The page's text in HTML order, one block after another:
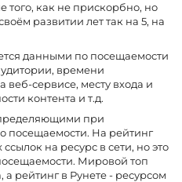
того, как не прискорбно, но
развитии лет так на 5, на
данными по посещаемости
времени
веб-сервисе, месту входа и
контента и т.д.
при
посещаемости. На рейтинг
на ресурс в сети, но это
Мировой топ
рейтинг в Рунете - ресурсом